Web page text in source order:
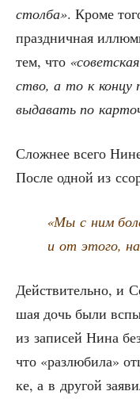
стол­ба». Кро­ме
празд­нич­ная
тем, что
ство, а то к кон­цу
выда­вать по
Слож­нее все­го
После одной из
«Мы с ним
и от это­го,
Дей­стви­тель­но, и
шая дочь были
из запи­сей Нина
что «раз­лю­би­ла»
ке, а в дру­гой